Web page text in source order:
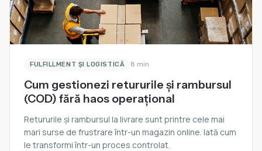
FULFILLMENT ȘI LOGISTICĂ 8 min
Cum gestionezi retururile și rambursul
(COD) fără haos operațional
Retururile și rambursul la livrare sunt printre cele mai
mari surse de frustrare într-un magazin online. Iată cum
le transformi într-un proces controlat.